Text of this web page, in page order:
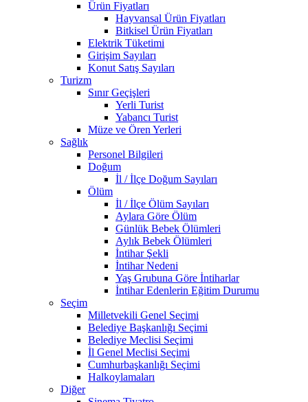
Ürün Fiyatları
Hayvansal Ürün Fiyatları
Bitkisel Ürün Fiyatları
Elektrik Tüketimi
Girişim Sayıları
Konut Satış Sayıları
Turizm
Sınır Geçişleri
Yerli Turist
Yabancı Turist
Müze ve Ören Yerleri
Sağlık
Personel Bilgileri
Doğum
İl / İlçe Doğum Sayıları
Ölüm
İl / İlçe Ölüm Sayıları
Aylara Göre Ölüm
Günlük Bebek Ölümleri
Aylık Bebek Ölümleri
İntihar Şekli
İntihar Nedeni
Yaş Grubuna Göre İntiharlar
İntihar Edenlerin Eğitim Durumu
Seçim
Milletvekili Genel Seçimi
Belediye Başkanlığı Seçimi
Belediye Meclisi Seçimi
İl Genel Meclisi Seçimi
Cumhurbaşkanlığı Seçimi
Halkoylamaları
Diğer